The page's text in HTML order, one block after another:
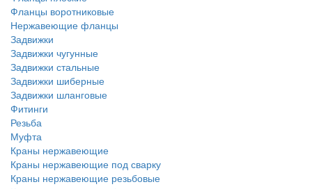
Фланцы воротниковые
Нержавеющие фланцы
Задвижки
Задвижки чугунные
Задвижки стальные
Задвижки шиберные
Задвижки шланговые
Фитинги
Резьба
Муфта
Краны нержавеющие
Краны нержавеющие под сварку
Краны нержавеющие резьбовые